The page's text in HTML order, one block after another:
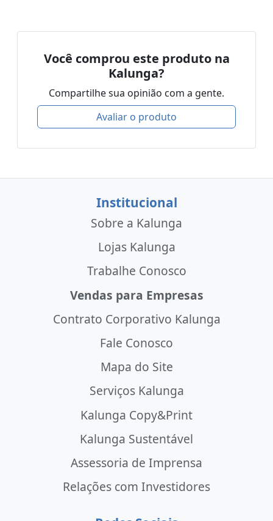
Você comprou este produto na
Kalunga?
Compartilhe sua opinião com a gente.
Avaliar o produto
Institucional
Sobre a Kalunga
Lojas Kalunga
Trabalhe Conosco
Vendas para Empresas
Contrato Corporativo Kalunga
Fale Conosco
Mapa do Site
Serviços Kalunga
Kalunga Copy&Print
Kalunga Sustentável
Assessoria de Imprensa
Relações com Investidores